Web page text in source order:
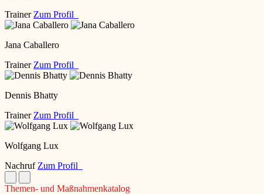
Trainer Zum Profil
Jana Caballero
Trainer Zum Profil
Dennis Bhatty
Trainer Zum Profil
Wolfgang Lux
Nachruf Zum Profil
Themen- und Maßnahmenkatalog